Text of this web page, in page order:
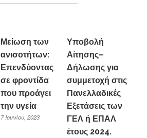
Μείωση των
ανισοτήτων:
Επενδύοντας
σε φροντίδα
που προάγει
την υγεία
7 Ιουνίου, 2023
Υποβολή
Αίτησης–
Δήλωσης για
συμμετοχή στις
Πανελλαδικές
Εξετάσεις των
ΓΕΛ ή ΕΠΑΛ
έτους 2024.